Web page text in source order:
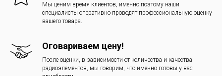
Мы ценим время клиентов, именно поэтому наши
специалисты оперативно проводят профессиональную оценку
вашего товара.
Оговариваем цену!
После оценки, в зависимости от количества и качества
радиоэлементов, мы говорим, что именно готовы у вас